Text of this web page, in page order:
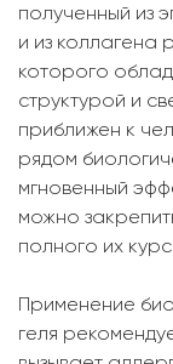
полученный из
и из коллагена
которого
структурой и
приближен к
рядом
мгновенный
можно
полного их
Применение
геля